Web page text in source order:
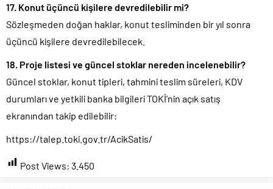
17. Konut üçüncü kişilere devredilebilir mi?
Sözleşmeden doğan haklar, konut tesliminden bir yıl sonra
üçüncü kişilere devredilebilecek.
18. Proje listesi ve güncel stoklar nereden incelenebilir?
Güncel stoklar, konut tipleri, tahmini teslim süreleri, KDV
durumları ve yetkili banka bilgileri TOKİ’nin açık satış
ekranından takip edilebilir:
https://talep.toki.gov.tr/AcikSatis/
Post Views: 3.450